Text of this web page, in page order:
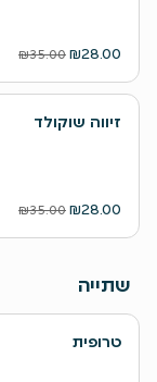
₪28.00
₪35.00
זיווה שוקולד
₪28.00
₪35.00
שתייה
טרופית